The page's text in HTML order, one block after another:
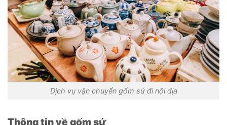
Dịch vụ vận chuyển gốm sứ đi nội địa
Thông tin về gốm sứ